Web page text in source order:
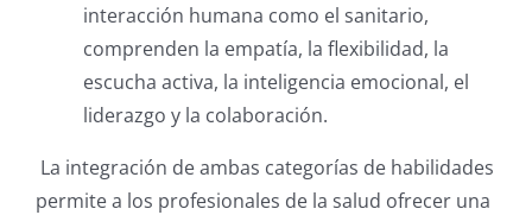
interacción humana como el sanitario,
comprenden la empatía, la flexibilidad, la
escucha activa, la inteligencia emocional, el
liderazgo y la colaboración.
La integración de ambas categorías de habilidades
permite a los profesionales de la salud ofrecer una